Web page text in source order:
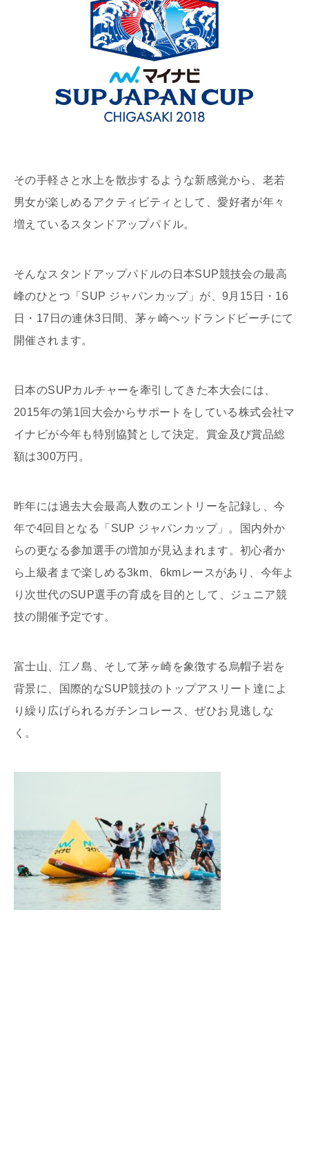
その手軽さと水上を散歩するような新感覚から、老若
男女が楽しめるアクティビティとして、愛好者が年々
増えているスタンドアップパドル。
そんなスタンドアップパドルの日本SUP競技会の最高
峰のひとつ「SUP ジャパンカップ」が、9月15日・16
日・17日の連休3日間、茅ヶ崎ヘッドランドビーチにて
開催されます。
日本のSUPカルチャーを牽引してきた本大会には、
2015年の第1回大会からサポートをしている株式会社マ
イナビが今年も特別協賛として決定。賞金及び賞品総
額は300万円。
昨年には過去大会最高人数のエントリーを記録し、今
年で4回目となる「SUP ジャパンカップ」。国内外か
らの更なる参加選手の増加が見込まれます。初心者か
ら上級者まで楽しめる3km、6kmレースがあり、今年よ
り次世代のSUP選手の育成を目的として、ジュニア競
技の開催予定です。
富士山、江ノ島、そして茅ヶ崎を象徴する烏帽子岩を
背景に、国際的なSUP競技のトップアスリート達によ
り繰り広げられるガチンコレース、ぜひお見逃しな
く。